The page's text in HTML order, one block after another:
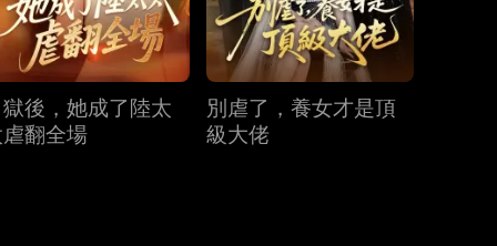
第40集
後，她成了陸太
翻全場
別虐了，養女才是頂
級大佬